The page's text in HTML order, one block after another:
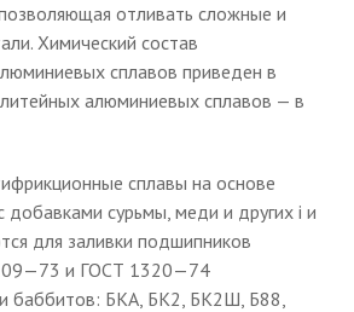
отливать сложные и
Химический состав
сплавов приведен в
алюминиевых сплавов — в
сплавы на основе
добавками сурьмы, меди и других і и
для заливки подшипников
и ГОСТ 1320—74
баббитов: БКА, БК2, БК2Ш, Б88,